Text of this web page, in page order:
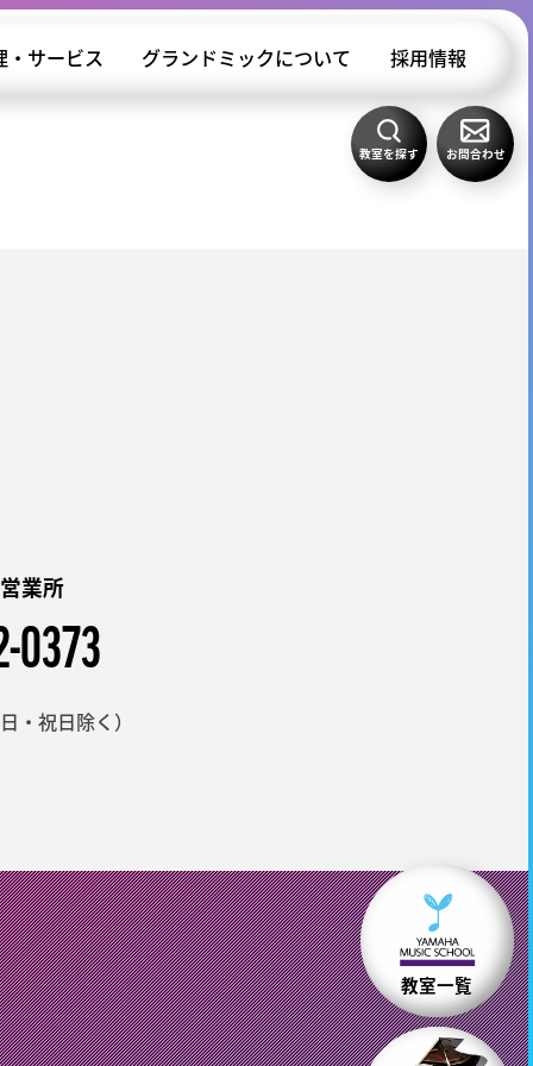
・サービス グランドミックについて 採用情報
教室を探す お問合わせ
教室一覧
業所
0373
・祝日除く）